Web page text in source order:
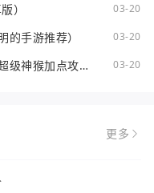
） 03-20
的手游推荐） 03-20
级神猴加点攻
03-20
更多